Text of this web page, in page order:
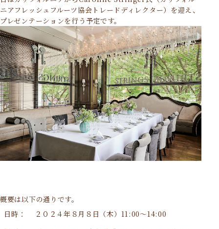
ニアフレッシュフルーツ協会トレードディレクター）を迎え、
プレゼンテーションを行う予定です。
概要は以下の通りです。
日時：
２０２４年８月８日（木）11:00～14:00